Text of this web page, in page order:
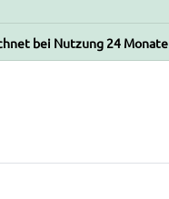
bei Nutzung 24 Monate